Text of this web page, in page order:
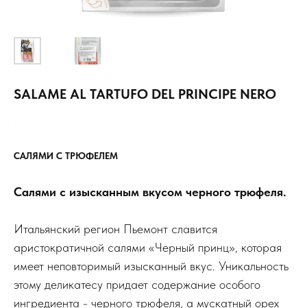
SALAME AL TARTUFO DEL PRINCIPE NERO
САЛЯМИ С ТРЮФЕЛЕМ
Салями с изысканным вкусом черного трюфеля.
Итальянский регион Пьемонт славится
аристократичной салями «Черный принц», которая
имеет неповторимый изысканный вкус. Уникальность
этому деликатесу придает содержание особого
ингредиента - черного трюфеля, а мускатный орех